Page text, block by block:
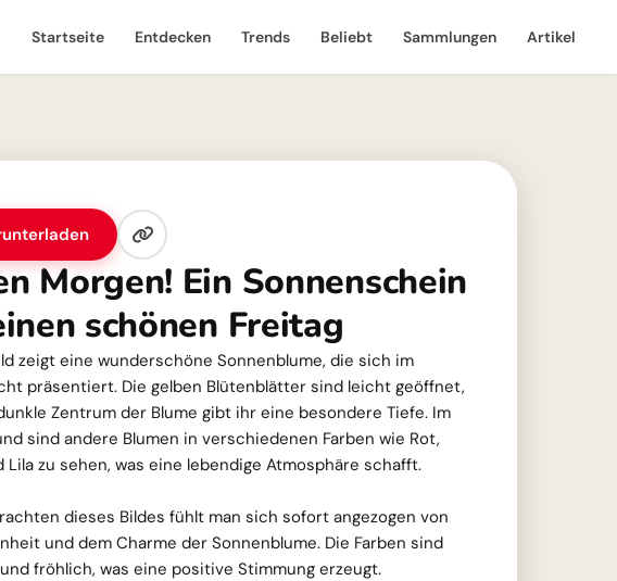
Startseite Entdecken Trends Beliebt Sammlungen Artikel
Morgen! Ein Sonnenschein
schönen Freitag
zeigt eine wunderschöne Sonnenblume, die sich im
präsentiert. Die gelben Blütenblätter sind leicht geöffnet,
Zentrum der Blume gibt ihr eine besondere Tiefe. Im
sind andere Blumen in verschiedenen Farben wie Rot,
Lila zu sehen, was eine lebendige Atmosphäre schafft.
dieses Bildes fühlt man sich sofort angezogen von
und dem Charme der Sonnenblume. Die Farben sind
fröhlich, was eine positive Stimmung erzeugt.